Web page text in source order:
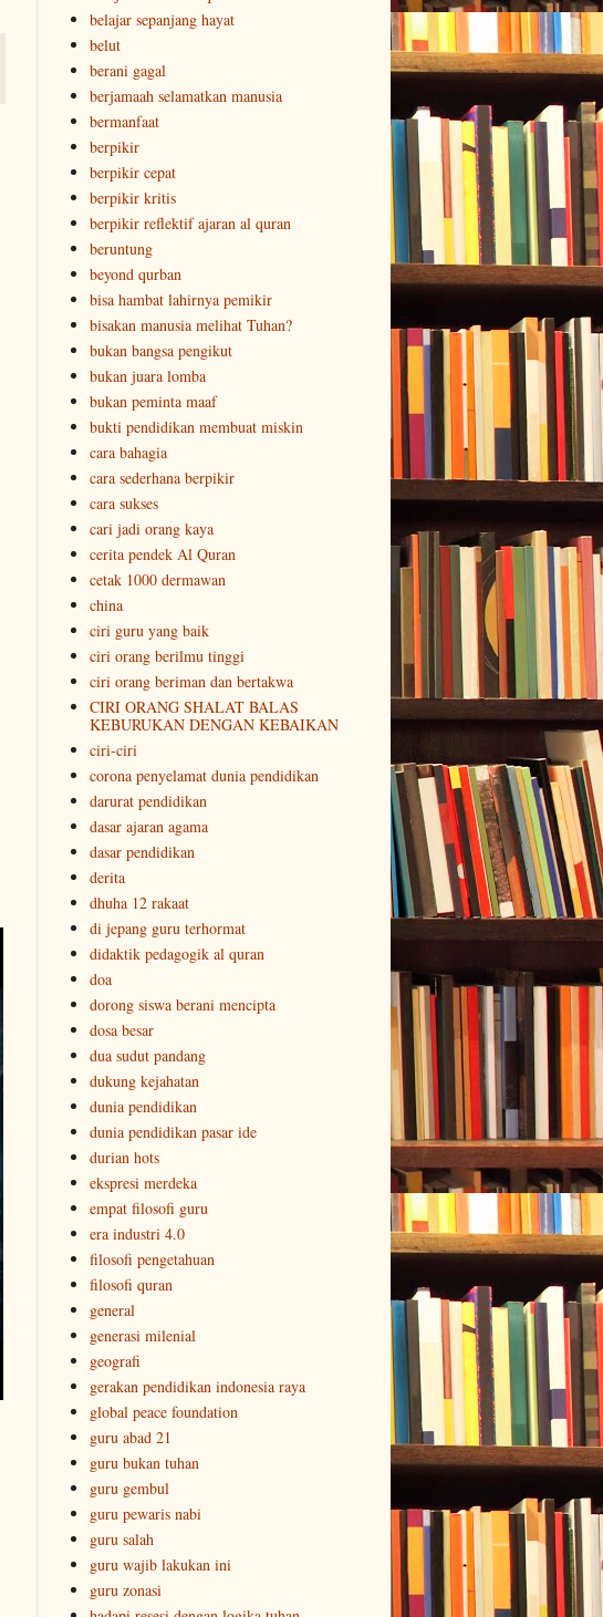
belajar sepanjang hayat
belut
berani gagal
berjamaah selamatkan manusia
bermanfaat
berpikir
berpikir cepat
berpikir kritis
berpikir reflektif ajaran al quran
beruntung
beyond qurban
bisa hambat lahirnya pemikir
bisakan manusia melihat Tuhan?
bukan bangsa pengikut
bukan juara lomba
bukan peminta maaf
bukti pendidikan membuat miskin
cara bahagia
cara sederhana berpikir
cara sukses
cari jadi orang kaya
cerita pendek Al Quran
cetak 1000 dermawan
china
ciri guru yang baik
ciri orang berilmu tinggi
ciri orang beriman dan bertakwa
CIRI ORANG SHALAT BALAS
KEBURUKAN DENGAN KEBAIKAN
ciri-ciri
corona penyelamat dunia pendidikan
darurat pendidikan
dasar ajaran agama
dasar pendidikan
derita
dhuha 12 rakaat
di jepang guru terhormat
didaktik pedagogik al quran
doa
dorong siswa berani mencipta
dosa besar
dua sudut pandang
dukung kejahatan
dunia pendidikan
dunia pendidikan pasar ide
durian hots
ekspresi merdeka
empat filosofi guru
era industri 4.0
filosofi pengetahuan
filosofi quran
general
generasi milenial
geografi
gerakan pendidikan indonesia raya
global peace foundation
guru abad 21
guru bukan tuhan
guru gembul
guru pewaris nabi
guru salah
guru wajib lakukan ini
guru zonasi